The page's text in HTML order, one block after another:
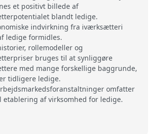
et positivt billede af
blandt ledige.
indvirkning fra iværksætteri
ledige formidles.
rollemodeller og
bruges til at synliggøre
med mange forskellige baggrunde,
tidligere ledige.
omfatter
etablering af virksomhed for ledige.